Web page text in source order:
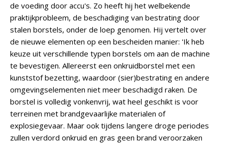
de voeding door accu's. Zo heeft hij het welbekende
praktijkprobleem, de beschadiging van bestrating door
stalen borstels, onder de loep genomen. Hij vertelt over
de nieuwe elementen op een bescheiden manier: 'Ik heb
keuze uit verschillende typen borstels om aan de machine
te bevestigen. Allereerst een onkruidborstel met een
kunststof bezetting, waardoor (sier)bestrating en andere
omgevingselementen niet meer beschadigd raken. De
borstel is volledig vonkenvrij, wat heel geschikt is voor
terreinen met brandgevaarlijke materialen of
explosiegevaar. Maar ook tijdens langere droge periodes
zullen verdord onkruid en gras geen brand veroorzaken